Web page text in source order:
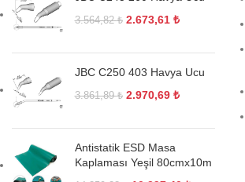
3.564,82₺ 2.673,61 ₺
JBC C250 403 Havya Ucu
3.861,89₺ 2.970,69 ₺
Antistatik ESD Masa
Kaplaması Yeşil 80cmx10m